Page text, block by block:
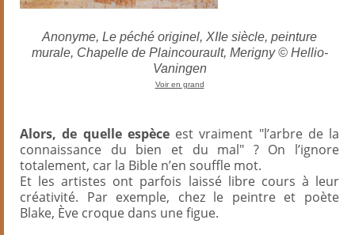
Anonyme, Le péché originel, XIIe siècle, peinture
murale, Chapelle de Plaincourault, Merigny © Hellio-
Vaningen
Voir en grand
Alors, de quelle espèceest vraiment "l’arbre de la
connaissance du bien et du mal" ? On l’ignore
totalement, car la Bible n’en souffle mot.
Et les artistes ont parfois laissé libre cours à leur
créativité. Par exemple, chez le peintre et poète
Blake, Ève croque dans une figue.